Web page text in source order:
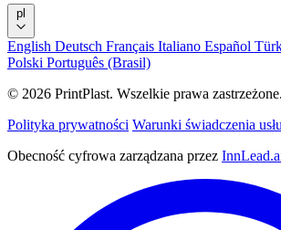
pl
English Deutsch Français Italiano Español
Polski Português (Brasil)
© 2026 PrintPlast. Wszelkie prawa zastrzeżone.
Polityka prywatności Warunki świadczenia
Obecność cyfrowa zarządzana przez